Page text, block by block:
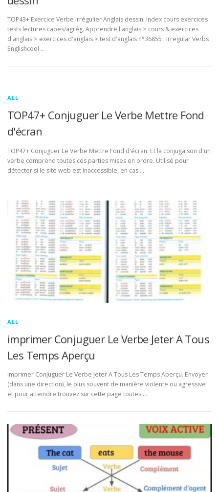
TOP43+ Exercice Verbe Irrégulier Anglais dessin. Index cours exercices
tests lectures capes/agrég. Apprendre l'anglais > cours & exercices
d'anglais > exercices d'anglais > test d'anglais n°36855 : Irregular Verbs
Englishcool …
ALL
TOP47+ Conjuguer Le Verbe Mettre Fond
d'écran
TOP47+ Conjuguer Le Verbe Mettre Fond d'écran. Et la conjugaison d'un
verbe comprend toutes ces parties mises en ordre. Utilisé pour
détecter si le site web est inaccessible, en cas …
ALL
imprimer Conjuguer Le Verbe Jeter A Tous
Les Temps Aperçu
imprimer Conjuguer Le Verbe Jeter A Tous Les Temps Aperçu. Envoyer
(dans une direction), le plus souvent de manière violente ou agressive
et pour atteindre trouvez sur cette page toutes …